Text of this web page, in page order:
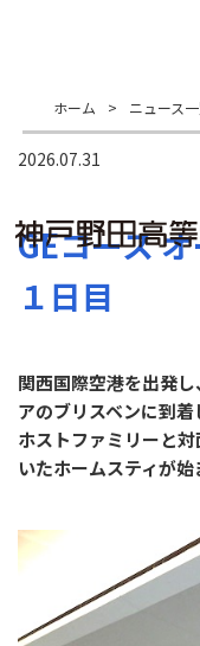
ホーム > ニュース
2026.07.31
GEコース
１日目
関西国際空港を出発
アのブリスベンに到着
ホストファミリーと
いたホームスティが始